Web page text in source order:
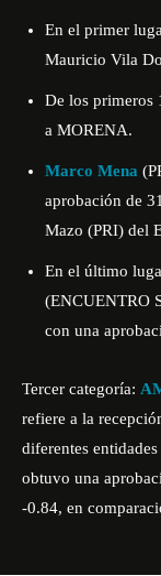
En el primer
Mauricio Vila
De los primeros
a MORENA.
Marco Mena
aprobación de
Mazo (PRI) del
En el último
(ENCUENTRO
con una
Tercer categoría:
refiere a la
diferentes
obtuvo una
-0.84, en